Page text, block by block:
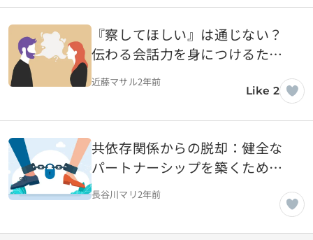
『察してほしい』は通じない？
伝わる会話力を身につけるため
のポイント
近藤マサル2年前
Like 2
共依存関係からの脱却：健全な
パートナーシップを築くための
心理学
長谷川マリ2年前